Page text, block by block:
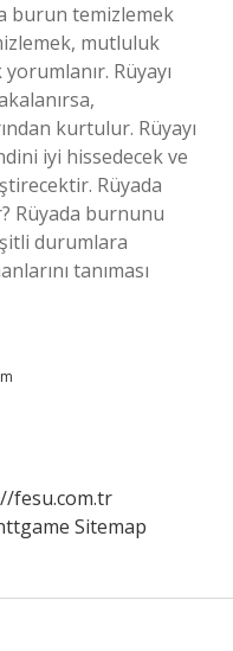
burun temizlemek
mutluluk
Rüyayı
kurtulur. Rüyayı
iyi hissedecek ve
Rüyada
Rüyada burnunu
durumlara
tanıması
fesu.com.tr
Sitemap